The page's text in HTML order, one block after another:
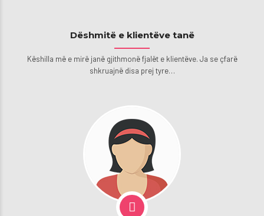
Dëshmitë e klientëve tanë
Këshilla më e mirë janë gjithmonë fjalët e klientëve. Ja se çfarë
shkruajnë disa prej tyre…